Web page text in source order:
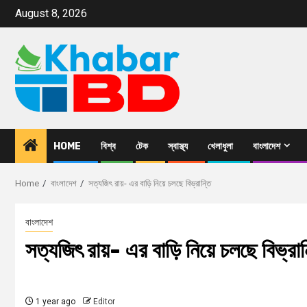
August 8, 2026
HOME বিশ্ব টেক স্বাস্থ্য খেলাধুলা বাংলাদেশ
Home বাংলাদেশ সত্যজিৎ রায়- এর বাড়ি নিয়ে চলছে বিভ্রান্তি
বাংলাদেশ
সত্যজিৎ রায়- এর বাড়ি নিয়ে চলছে
1 year ago Editor